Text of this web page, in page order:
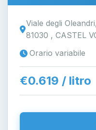
Viale degli
81030 , CASTEL
Orario variabile
€0.619 / litro